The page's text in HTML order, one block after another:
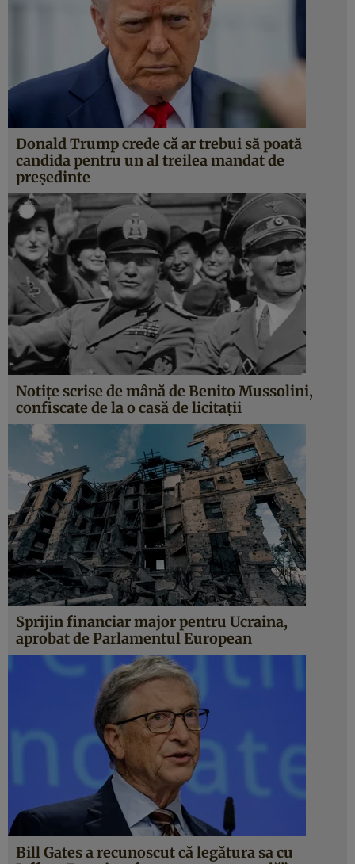
Donald Trump crede că ar trebui să poată
candida pentru un al treilea mandat de
președinte
Notițe scrise de mână de Benito Mussolini,
confiscate de la o casă de licitații
Sprijin financiar major pentru Ucraina,
aprobat de Parlamentul European
Bill Gates a recunoscut că legătura sa cu